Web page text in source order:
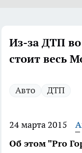
Из-за ДТП
стоит весь
Авто ДТП
24 марта 2015
Об этом "Pro